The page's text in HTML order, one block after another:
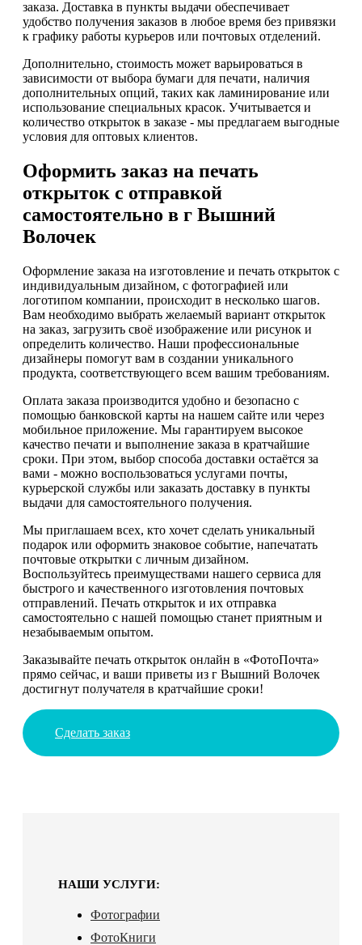
заказа. Доставка в пункты выдачи обеспечивает
удобство получения заказов в любое время без привязки
к графику работы курьеров или почтовых отделений.
Дополнительно, стоимость может варьироваться в
зависимости от выбора бумаги для печати, наличия
дополнительных опций, таких как ламинирование или
использование специальных красок. Учитывается и
количество открыток в заказе - мы предлагаем выгодные
условия для оптовых клиентов.
Оформить заказ на печать
открыток с отправкой
самостоятельно в г Вышний
Волочек
Оформление заказа на изготовление и печать открыток с
индивидуальным дизайном, с фотографией или
логотипом компании, происходит в несколько шагов.
Вам необходимо выбрать желаемый вариант открыток
на заказ, загрузить своё изображение или рисунок и
определить количество. Наши профессиональные
дизайнеры помогут вам в создании уникального
продукта, соответствующего всем вашим требованиям.
Оплата заказа производится удобно и безопасно с
помощью банковской карты на нашем сайте или через
мобильное приложение. Мы гарантируем высокое
качество печати и выполнение заказа в кратчайшие
сроки. При этом, выбор способа доставки остаётся за
вами - можно воспользоваться услугами почты,
курьерской службы или заказать доставку в пункты
выдачи для самостоятельного получения.
Мы приглашаем всех, кто хочет сделать уникальный
подарок или оформить знаковое событие, напечатать
почтовые открытки с личным дизайном.
Воспользуйтесь преимуществами нашего сервиса для
быстрого и качественного изготовления почтовых
отправлений. Печать открыток и их отправка
самостоятельно с нашей помощью станет приятным и
незабываемым опытом.
Заказывайте печать открыток онлайн в «ФотоПочта»
прямо сейчас, и ваши приветы из г Вышний Волочек
достигнут получателя в кратчайшие сроки!
Сделать заказ
НАШИ УСЛУГИ:
Фотографии
ФотоКниги